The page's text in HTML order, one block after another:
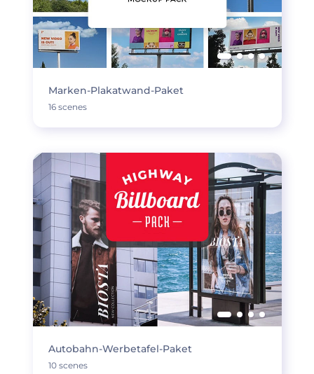
Marken-Plakatwand-Paket
16 scenes
Autobahn-Werbetafel-Paket
10 scenes